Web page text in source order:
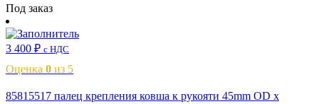
Под заказ
3 400 ₽ с НДС
Оценка 0 из 5
85815517 палец крепления ковша к рукояти 45mm OD x